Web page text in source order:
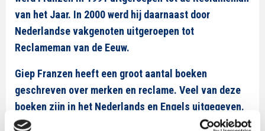
van het Jaar. In 2000 werd hij daarnaast door
Nederlandse vakgenoten uitgeroepen tot
Reclameman van de Eeuw.
Giep Franzen heeft een groot aantal boeken
geschreven over merken en reclame. Veel van deze
boeken zijn in het Nederlands en Engels uitgegeven.
Enkele titels zijn: